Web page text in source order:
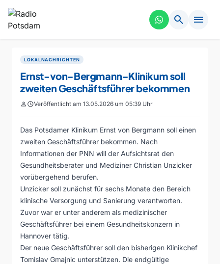
search menu
LOKALNACHRICHTEN
Ernst-von-Bergmann-Klinikum soll
zweiten Geschäftsführer bekommen
personscheduleVeröffentlicht am 13.05.2026 um 05:39 Uhr
Das Potsdamer Klinikum Ernst von Bergmann soll einen
zweiten Geschäftsführer bekommen. Nach
Informationen der PNN will der Aufsichtsrat den
Gesundheitsberater und Mediziner Christian Unzicker
vorübergehend berufen.
Unzicker soll zunächst für sechs Monate den Bereich
klinische Versorgung und Sanierung verantworten.
Zuvor war er unter anderem als medizinischer
Geschäftsführer bei einem Gesundheitskonzern in
Hannover tätig.
Der neue Geschäftsführer soll den bisherigen Klinikchef
Tomislav Gmajnic unterstützen. Die endgültige